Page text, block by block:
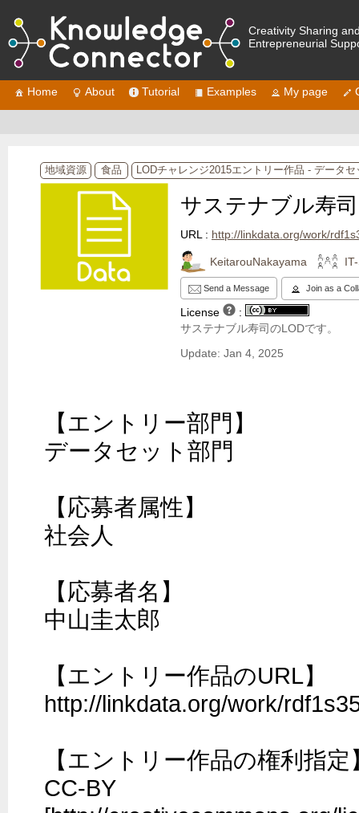
Creativity Sharing
Entrepreneurial
Home About Tutorial Examples My page
地域資源 食品 LODチャレンジ2015エントリー作品 - データセ
サステナブル寿司
URL : http://linkdata.org/work/
KeitarouNakayama
Send a Message Join as a
License
:
サステナブル寿司のLODです。
Update: Jan 4, 2025
【エントリー部門】
データセット部門
【応募者属性】
社会人
【応募者名】
中山圭太郎
【エントリー作品のURL】
http://linkdata.org/work/
【エントリー作品の権利指定
CC-BY